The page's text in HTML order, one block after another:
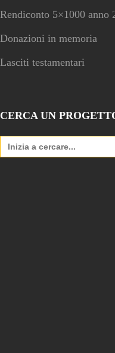
Rendiconto 5×1000 anno
Donazioni in memoria
Lasciti testamentari
CERCA UN
Search
for: